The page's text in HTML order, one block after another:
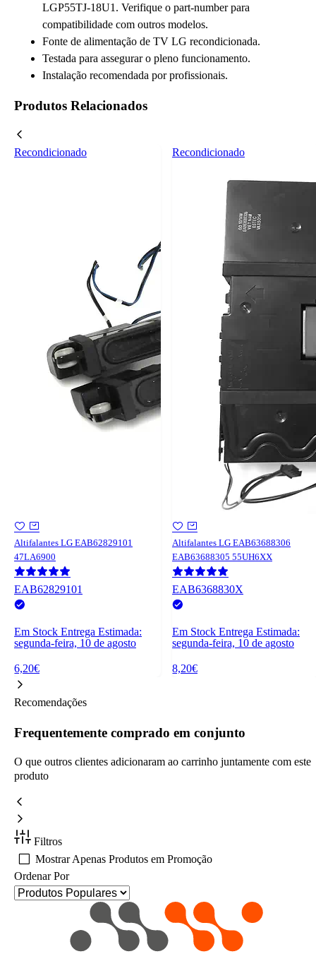
LGP55TJ-18U1. Verifique o part-number para
compatibilidade com outros modelos.
Fonte de alimentação de TV LG recondicionada.
Testada para assegurar o pleno funcionamento.
Instalação recomendada por profissionais.
Produtos Relacionados
Recondicionado
Altifalantes LG EAB62829101
47LA6900
EAB62829101
Em Stock Entrega Estimada:
segunda-feira, 10 de agosto
6,20€
Recondicionado
Altifalantes LG EAB63688306
EAB63688305 55UH6XX
EAB6368830X
Em Stock Entrega Estimada:
segunda-feira, 10 de agosto
8,20€
Recomendações
Frequentemente comprado em conjunto
O que outros clientes adicionaram ao carrinho juntamente com este
produto
Filtros
Mostrar Apenas Produtos em Promoção
Ordenar Por